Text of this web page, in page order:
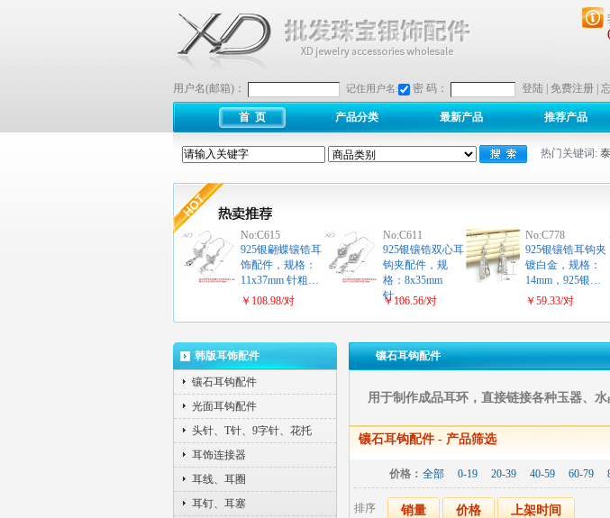
用户名(邮箱)： 记住用户名: 密 码： 登陆 免费注册
首 页 产品分类 最新产品 推荐产品
热门关键词:
No:C615
925银翩蝶镶锆耳
饰配件，规格：
11x37mm 针粗…
￥108.98/对
No:C611
925银镶锆双心耳
钩夹配件，规
格：8x35mm
针…
￥106.56/对
No:C778
925银镶锆耳钩夹
镀白金，规格：
14mm，925银…
￥59.33/对
韩版耳饰配件
镶石耳钩配件
光面耳钩配件
头针、T针、9字针、花托
耳饰连接器
耳线、耳圈
耳钉、耳塞
镶石耳钩配件
用于制作成品耳环，直接链接各种玉器、
镶石耳钩配件- 产品筛选
价格： 全部 0-19 20-39 40-59 60-79
排序 销量 价格 上架时间